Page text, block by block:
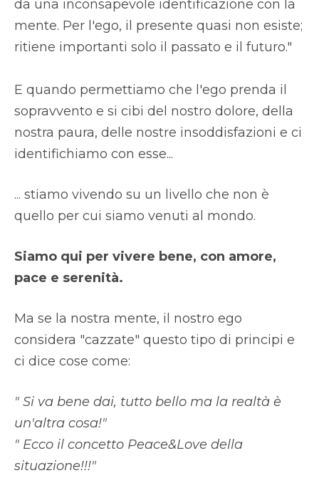
da una inconsapevole identificazione con la
mente. Per l'ego, il presente quasi non esiste;
ritiene importanti solo il passato e il futuro."
E quando permettiamo che l'ego prenda il
sopravvento e si cibi del nostro dolore, della
nostra paura, delle nostre insoddisfazioni e ci
identifichiamo con esse...
... stiamo vivendo su un livello che non è
quello per cui siamo venuti al mondo.
Siamo qui per vivere bene, con amore,
pace e serenità.
Ma se la nostra mente, il nostro ego
considera "cazzate" questo tipo di principi e
ci dice cose come:
" Si va bene dai, tutto bello ma la realtà è
un'altra cosa!"
" Ecco il concetto Peace&Love della
situazione!!!"